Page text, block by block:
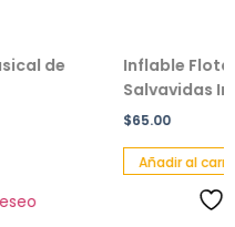
de
Inflable
Salvavidas
$65.00
Añadir al